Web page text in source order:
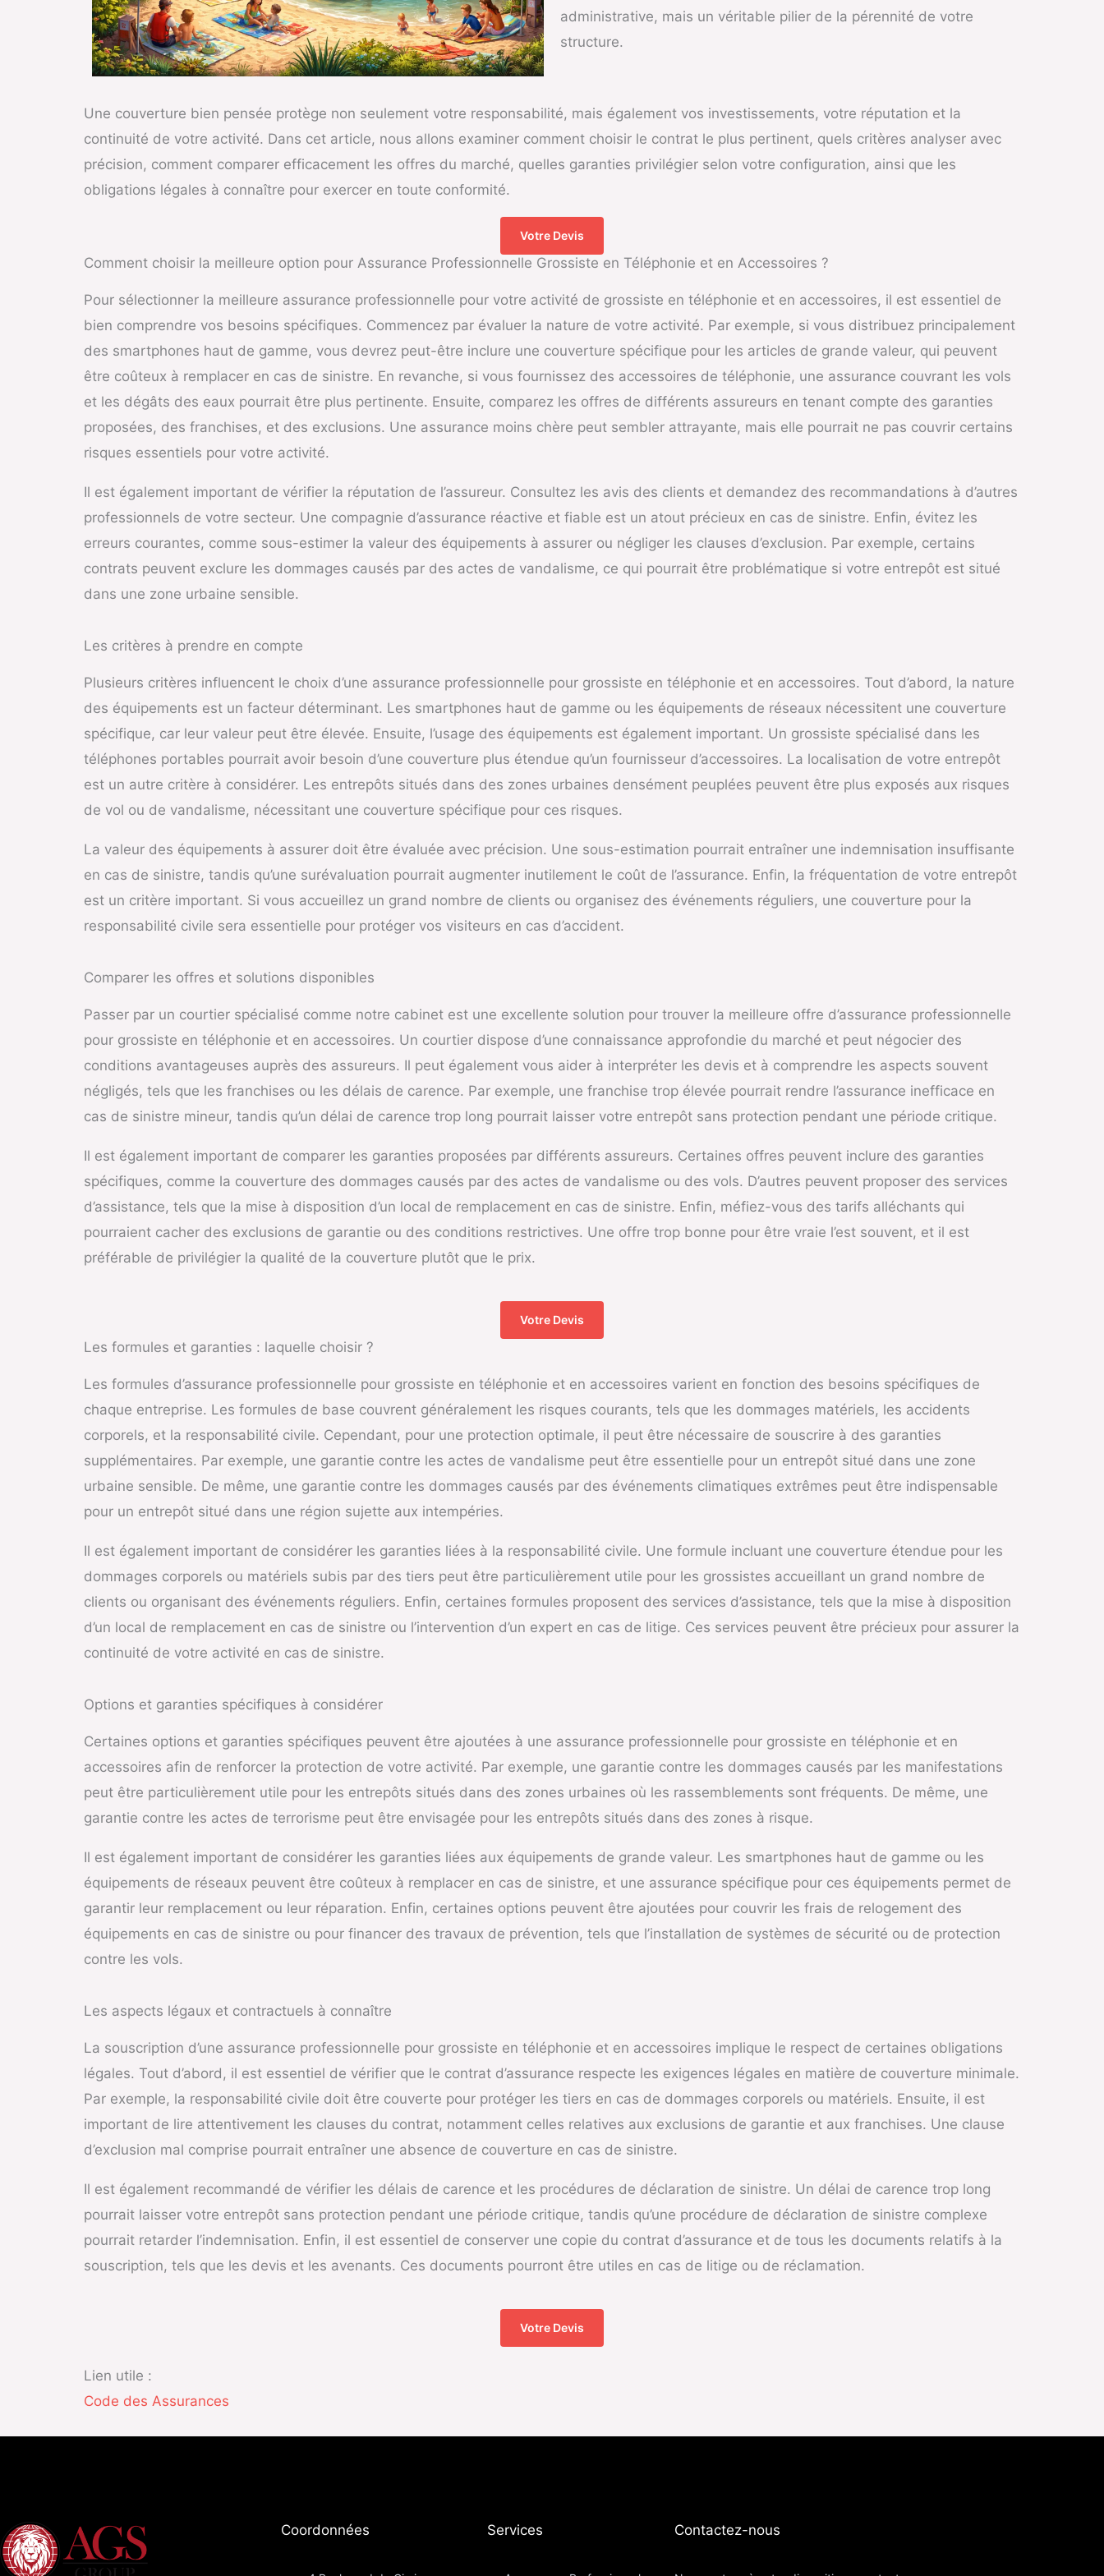
administrative, mais un véritable pilier de la pérennité de votre
structure.
Une couverture bien pensée protège non seulement votre responsabilité, mais également vos investissements, votre réputation et la
continuité de votre activité. Dans cet article, nous allons examiner comment choisir le contrat le plus pertinent, quels critères analyser avec
précision, comment comparer efficacement les offres du marché, quelles garanties privilégier selon votre configuration, ainsi que les
obligations légales à connaître pour exercer en toute conformité.
Votre Devis
Comment choisir la meilleure option pour Assurance Professionnelle Grossiste en Téléphonie et en Accessoires ?
Pour sélectionner la meilleure assurance professionnelle pour votre activité de grossiste en téléphonie et en accessoires, il est essentiel de
bien comprendre vos besoins spécifiques. Commencez par évaluer la nature de votre activité. Par exemple, si vous distribuez principalement
des smartphones haut de gamme, vous devrez peut-être inclure une couverture spécifique pour les articles de grande valeur, qui peuvent
être coûteux à remplacer en cas de sinistre. En revanche, si vous fournissez des accessoires de téléphonie, une assurance couvrant les vols
et les dégâts des eaux pourrait être plus pertinente. Ensuite, comparez les offres de différents assureurs en tenant compte des garanties
proposées, des franchises, et des exclusions. Une assurance moins chère peut sembler attrayante, mais elle pourrait ne pas couvrir certains
risques essentiels pour votre activité.
Il est également important de vérifier la réputation de l’assureur. Consultez les avis des clients et demandez des recommandations à d’autres
professionnels de votre secteur. Une compagnie d’assurance réactive et fiable est un atout précieux en cas de sinistre. Enfin, évitez les
erreurs courantes, comme sous-estimer la valeur des équipements à assurer ou négliger les clauses d’exclusion. Par exemple, certains
contrats peuvent exclure les dommages causés par des actes de vandalisme, ce qui pourrait être problématique si votre entrepôt est situé
dans une zone urbaine sensible.
Les critères à prendre en compte
Plusieurs critères influencent le choix d’une assurance professionnelle pour grossiste en téléphonie et en accessoires. Tout d’abord, la nature
des équipements est un facteur déterminant. Les smartphones haut de gamme ou les équipements de réseaux nécessitent une couverture
spécifique, car leur valeur peut être élevée. Ensuite, l’usage des équipements est également important. Un grossiste spécialisé dans les
téléphones portables pourrait avoir besoin d’une couverture plus étendue qu’un fournisseur d’accessoires. La localisation de votre entrepôt
est un autre critère à considérer. Les entrepôts situés dans des zones urbaines densément peuplées peuvent être plus exposés aux risques
de vol ou de vandalisme, nécessitant une couverture spécifique pour ces risques.
La valeur des équipements à assurer doit être évaluée avec précision. Une sous-estimation pourrait entraîner une indemnisation insuffisante
en cas de sinistre, tandis qu’une surévaluation pourrait augmenter inutilement le coût de l’assurance. Enfin, la fréquentation de votre entrepôt
est un critère important. Si vous accueillez un grand nombre de clients ou organisez des événements réguliers, une couverture pour la
responsabilité civile sera essentielle pour protéger vos visiteurs en cas d’accident.
Comparer les offres et solutions disponibles
Passer par un courtier spécialisé comme notre cabinet est une excellente solution pour trouver la meilleure offre d’assurance professionnelle
pour grossiste en téléphonie et en accessoires. Un courtier dispose d’une connaissance approfondie du marché et peut négocier des
conditions avantageuses auprès des assureurs. Il peut également vous aider à interpréter les devis et à comprendre les aspects souvent
négligés, tels que les franchises ou les délais de carence. Par exemple, une franchise trop élevée pourrait rendre l’assurance inefficace en
cas de sinistre mineur, tandis qu’un délai de carence trop long pourrait laisser votre entrepôt sans protection pendant une période critique.
Il est également important de comparer les garanties proposées par différents assureurs. Certaines offres peuvent inclure des garanties
spécifiques, comme la couverture des dommages causés par des actes de vandalisme ou des vols. D’autres peuvent proposer des services
d’assistance, tels que la mise à disposition d’un local de remplacement en cas de sinistre. Enfin, méfiez-vous des tarifs alléchants qui
pourraient cacher des exclusions de garantie ou des conditions restrictives. Une offre trop bonne pour être vraie l’est souvent, et il est
préférable de privilégier la qualité de la couverture plutôt que le prix.
Votre Devis
Les formules et garanties : laquelle choisir ?
Les formules d’assurance professionnelle pour grossiste en téléphonie et en accessoires varient en fonction des besoins spécifiques de
chaque entreprise. Les formules de base couvrent généralement les risques courants, tels que les dommages matériels, les accidents
corporels, et la responsabilité civile. Cependant, pour une protection optimale, il peut être nécessaire de souscrire à des garanties
supplémentaires. Par exemple, une garantie contre les actes de vandalisme peut être essentielle pour un entrepôt situé dans une zone
urbaine sensible. De même, une garantie contre les dommages causés par des événements climatiques extrêmes peut être indispensable
pour un entrepôt situé dans une région sujette aux intempéries.
Il est également important de considérer les garanties liées à la responsabilité civile. Une formule incluant une couverture étendue pour les
dommages corporels ou matériels subis par des tiers peut être particulièrement utile pour les grossistes accueillant un grand nombre de
clients ou organisant des événements réguliers. Enfin, certaines formules proposent des services d’assistance, tels que la mise à disposition
d’un local de remplacement en cas de sinistre ou l’intervention d’un expert en cas de litige. Ces services peuvent être précieux pour assurer la
continuité de votre activité en cas de sinistre.
Options et garanties spécifiques à considérer
Certaines options et garanties spécifiques peuvent être ajoutées à une assurance professionnelle pour grossiste en téléphonie et en
accessoires afin de renforcer la protection de votre activité. Par exemple, une garantie contre les dommages causés par les manifestations
peut être particulièrement utile pour les entrepôts situés dans des zones urbaines où les rassemblements sont fréquents. De même, une
garantie contre les actes de terrorisme peut être envisagée pour les entrepôts situés dans des zones à risque.
Il est également important de considérer les garanties liées aux équipements de grande valeur. Les smartphones haut de gamme ou les
équipements de réseaux peuvent être coûteux à remplacer en cas de sinistre, et une assurance spécifique pour ces équipements permet de
garantir leur remplacement ou leur réparation. Enfin, certaines options peuvent être ajoutées pour couvrir les frais de relogement des
équipements en cas de sinistre ou pour financer des travaux de prévention, tels que l’installation de systèmes de sécurité ou de protection
contre les vols.
Les aspects légaux et contractuels à connaître
La souscription d’une assurance professionnelle pour grossiste en téléphonie et en accessoires implique le respect de certaines obligations
légales. Tout d’abord, il est essentiel de vérifier que le contrat d’assurance respecte les exigences légales en matière de couverture minimale.
Par exemple, la responsabilité civile doit être couverte pour protéger les tiers en cas de dommages corporels ou matériels. Ensuite, il est
important de lire attentivement les clauses du contrat, notamment celles relatives aux exclusions de garantie et aux franchises. Une clause
d’exclusion mal comprise pourrait entraîner une absence de couverture en cas de sinistre.
Il est également recommandé de vérifier les délais de carence et les procédures de déclaration de sinistre. Un délai de carence trop long
pourrait laisser votre entrepôt sans protection pendant une période critique, tandis qu’une procédure de déclaration de sinistre complexe
pourrait retarder l’indemnisation. Enfin, il est essentiel de conserver une copie du contrat d’assurance et de tous les documents relatifs à la
souscription, tels que les devis et les avenants. Ces documents pourront être utiles en cas de litige ou de réclamation.
Votre Devis
Lien utile :
Code des Assurances
Coordonnées​ Services Contactez-nous​